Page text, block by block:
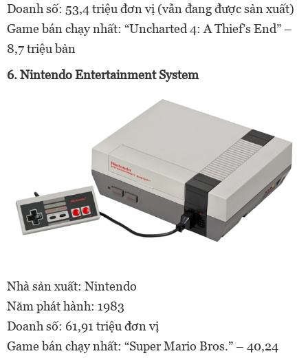
Doanh số: 53,4 triệu đơn vị (vẫn đang được sản xuất)
Game bán chạy nhất: “Uncharted 4: A Thief’s End” –
8,7 triệu bản
6. Nintendo Entertainment System
Nhà sản xuất: Nintendo
Năm phát hành: 1983
Doanh số: 61,91 triệu đơn vị
Game bán chạy nhất: “Super Mario Bros.” – 40,24